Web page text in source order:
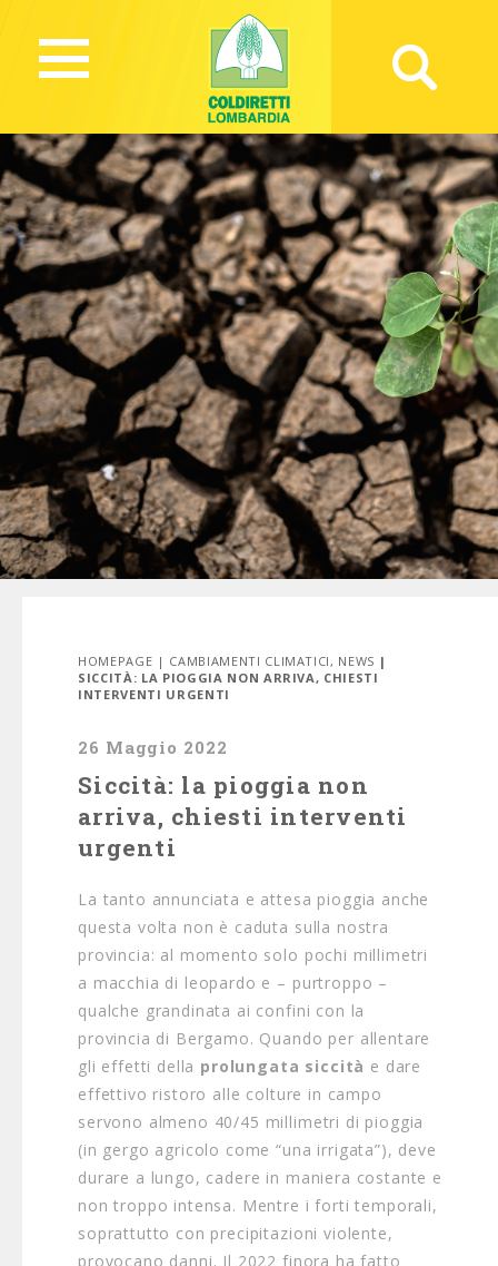
HOMEPAGE | CAMBIAMENTI CLIMATICI, NEWS |
SICCITÀ: LA PIOGGIA NON ARRIVA, CHIESTI
INTERVENTI URGENTI
26 Maggio 2022
Siccità: la pioggia non
arriva, chiesti interventi
urgenti
La tanto annunciata e attesa pioggia anche
questa volta non è caduta sulla nostra
provincia: al momento solo pochi millimetri
a macchia di leopardo e – purtroppo –
qualche grandinata ai confini con la
provincia di Bergamo. Quando per allentare
gli effetti della prolungata siccità e dare
effettivo ristoro alle colture in campo
servono almeno 40/45 millimetri di pioggia
(in gergo agricolo come “una irrigata”), deve
durare a lungo, cadere in maniera costante e
non troppo intensa. Mentre i forti temporali,
soprattutto con precipitazioni violente,
provocano danni. Il 2022 finora ha fatto